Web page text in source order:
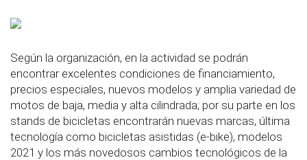
Según la organización, en la actividad se podrán
encontrar excelentes condiciones de financiamiento,
precios especiales, nuevos modelos y amplia variedad de
motos de baja, media y alta cilindrada; por su parte en los
stands de bicicletas encontrarán nuevas marcas, última
tecnología como bicicletas asistidas (e-bike), modelos
2021 y los más novedosos cambios tecnológicos de la